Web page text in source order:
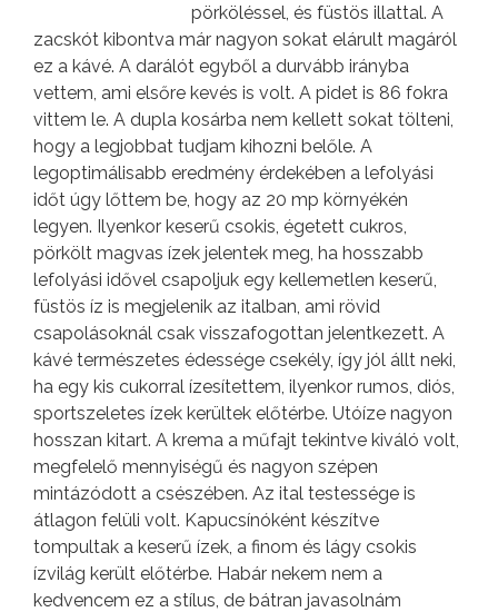
pörköléssel, és füstös illattal. A
zacskót kibontva már nagyon sokat elárult magáról
ez a kávé. A darálót egyből a durvább irányba
vettem, ami elsőre kevés is volt. A pidet is 86 fokra
vittem le. A dupla kosárba nem kellett sokat tölteni,
hogy a legjobbat tudjam kihozni belőle. A
legoptimálisabb eredmény érdekében a lefolyási
időt úgy lőttem be, hogy az 20 mp környékén
legyen. Ilyenkor keserű csokis, égetett cukros,
pörkölt magvas ízek jelentek meg, ha hosszabb
lefolyási idővel csapoljuk egy kellemetlen keserű,
füstös íz is megjelenik az italban, ami rövid
csapolásoknál csak visszafogottan jelentkezett. A
kávé természetes édessége csekély, így jól állt neki,
ha egy kis cukorral ízesítettem, ilyenkor rumos, diós,
sportszeletes ízek kerültek előtérbe. Utóíze nagyon
hosszan kitart. A krema a műfajt tekintve kiváló volt,
megfelelő mennyiségű és nagyon szépen
mintázódott a csészében. Az ital testessége is
átlagon felüli volt. Kapucsínóként készítve
tompultak a keserű ízek, a finom és lágy csokis
ízvilág került előtérbe. Habár nekem nem a
kedvencem ez a stílus, de bátran javasolnám